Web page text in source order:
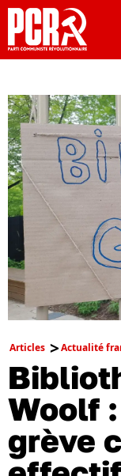
Articles Actualité
Woolf
grève